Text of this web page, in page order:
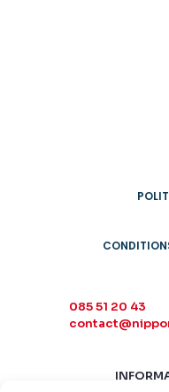
085 51 20 43